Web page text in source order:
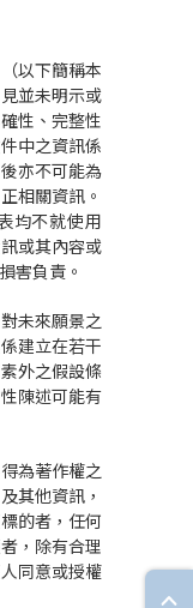
以下簡稱本
並未明示或
性、完整性
中之資訊係
亦不可能為
相關資訊。
均不就使用
或其內容或
害負責。
未來願景之
建立在若干
外之假設條
陳述可能有
為著作權之
其他資訊，
的者，任何
，除有合理
同意或授權